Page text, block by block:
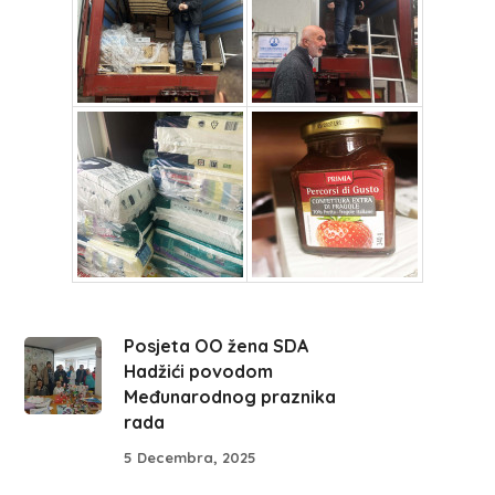
Posjeta OO žena SDA
Hadžići povodom
Međunarodnog praznika
rada
5 Decembra, 2025